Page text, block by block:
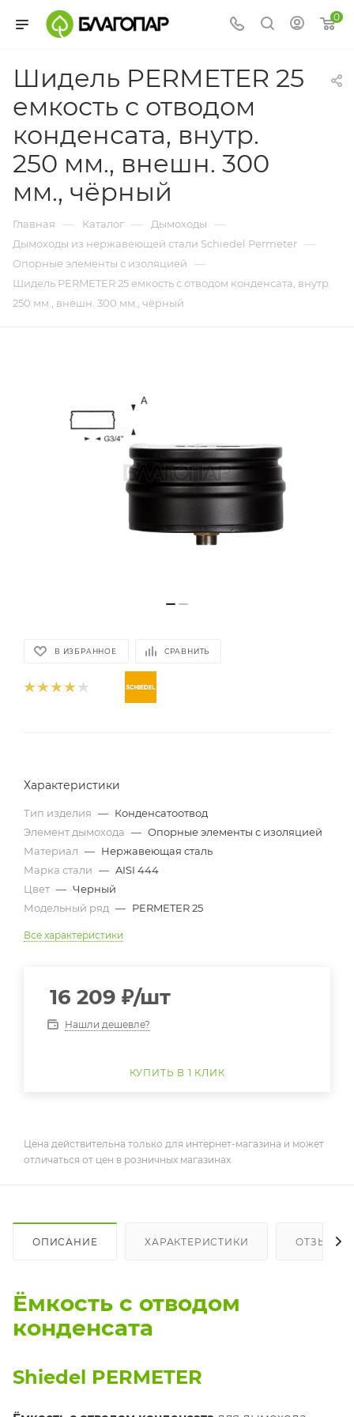
0
Шидель PERMETER 25
емкость с отводом
конденсата, внутр.
250 мм., внешн. 300
мм., чёрный
Главная — Каталог — Дымоходы —
Дымоходы из нержавеющей стали Schiedel Permeter —
Опорные элементы с изоляцией —
Шидель PERMETER 25 емкость с отводом конденсата, внутр.
250 мм., внешн. 300 мм., чёрный
В ИЗБРАННОЕ СРАВНИТЬ
Характеристики
Тип изделия — Конденсатоотвод
Элемент дымохода — Опорные элементы с изоляцией
Материал — Нержавеющая сталь
Марка стали — AISI 444
Цвет — Черный
Модельный ряд — PERMETER 25
Все характеристики
16 209 ₽/шт
Нашли дешевле?
КУПИТЬ В 1 КЛИК
Цена действительна только для интернет-магазина и может
отличаться от цен в розничных магазинах
ОПИСАНИЕ ХАРАКТЕРИСТИКИ ОТЗЫВЫ
Ёмкость с отводом
конденсата
Shiedel PERMETER